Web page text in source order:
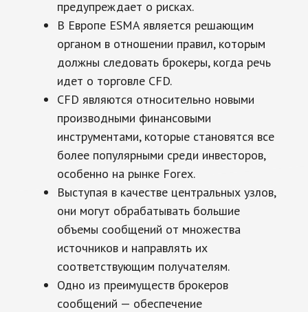
предупреждает о рисках.
В Европе ESMA является решающим
органом в отношении правил, которым
должны следовать брокеры, когда речь
идет о торговле CFD.
CFD являются относительно новыми
производными финансовыми
инструментами, которые становятся все
более популярными среди инвесторов,
особенно на рынке Forex.
Выступая в качестве центральных узлов,
они могут обрабатывать большие
объемы сообщений от множества
источников и направлять их
соответствующим получателям.
Одно из преимуществ брокеров
сообщений — обеспечение